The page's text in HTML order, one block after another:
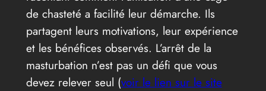
de chasteté a facilité leur démarche. Ils
partagent leurs motivations, leur expérience
et les bénéfices observés. L’arrêt de la
masturbation n’est pas un défi que vous
devez relever seul (voir le lien sur le site